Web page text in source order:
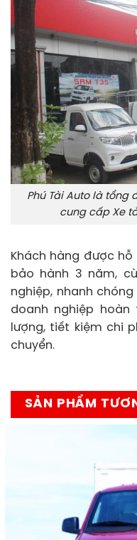
Phú Tài Auto là tổng
cung cấp Xe
Khách hàng được
bảo hành 3 năm,
nghiệp, nhanh
doanh nghiệp
lượng, tiết kiệm chi
chuyển.
SẢN PHẨM